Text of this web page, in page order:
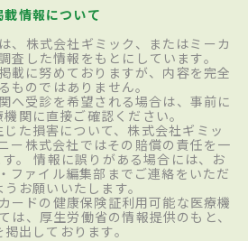
載情報について
、株式会社ギミック、またはミーカ
査した情報をもとにしています。
載に努めておりますが、内容を完全
ものではありません。
へ受診を希望される場合は、事前に
関に直接ご確認ください。
た損害について、株式会社ギミッ
ー株式会社ではその賠償の責任を一
。 情報に誤りがある場合には、お
ファイル編集部までご連絡をいただ
お願いいたします。
ードの健康保険証利用可能な医療機
は、厚生労働省の情報提供のもと、
出しております。